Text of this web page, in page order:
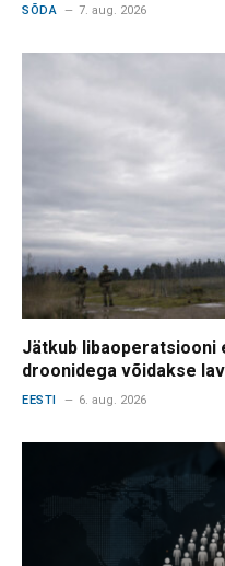
SÕDA 7. aug. 2026
Jätkub libaoperatsiooni
droonidega võidakse
EESTI 6. aug. 2026